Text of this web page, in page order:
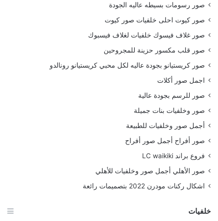
صور رسومات بسيطه عاليه الجودة
صور كيوت احلى خلفيات صور كيوت
صور غلاف فيسوك خلفيات لغلاف فيسبوك
صور قلب مكسور حزينة للمجروحين
صور كريستيانو بجودة عاليه لكل محبي كريستيانو رونالدو
اجمل صور أكلات
صور للرسم بجودة عالية
صور وخلفيات بنات جميلة
أجمل صور وخلفيات للطبيعة
صور أفراح أجمل صور أفراح
فروع براند LC waikiki
صور الأهلي أجمل صور وخلفيات للأهلي
اشكال ركنات مودرن 2022 بتصميمات رائعة
خلفيات